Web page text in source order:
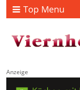
Top Menu
Anzeige